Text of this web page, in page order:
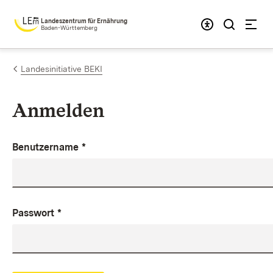
Zum Inhalt springen
Landeszentrum für Ernährung
Baden-Württemberg
Landesinitiative BEKI
Anmelden
Benutzername *
Passwort *